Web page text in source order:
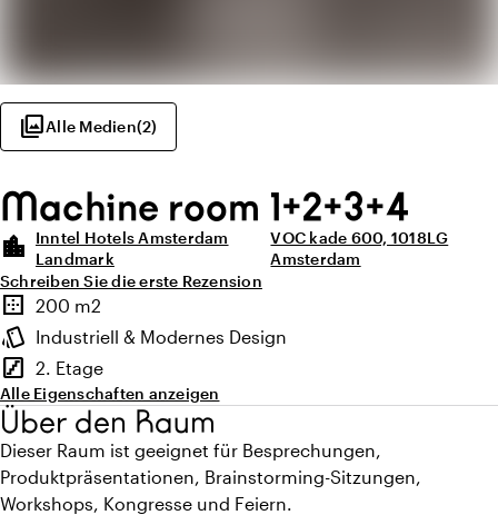
photo_libraryAlle Medien(2)
Machine room 1+2+3+4
location_city
Inntel Hotels Amsterdam
Landmark
VOC kade 600, 1018LG
Amsterdam
Schreiben Sie die erste Rezension
Highlights
border_outer
Fläche
200 m2
style
Ambiente
Industriell & Modernes Design
stairs
Stockwerk
2. Etage
Alle Eigenschaften anzeigen
Über den Raum
Dieser Raum ist geeignet für Besprechungen,
Produktpräsentationen, Brainstorming-Sitzungen,
Workshops, Kongresse und Feiern.